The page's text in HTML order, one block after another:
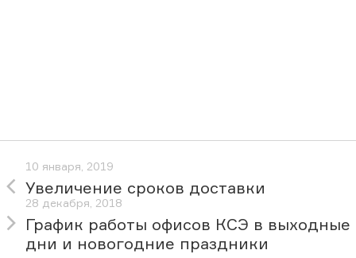
10 января, 2019
Увеличение сроков доставки
28 декабря, 2018
График работы офисов КСЭ в выходные
дни и новогодние праздники